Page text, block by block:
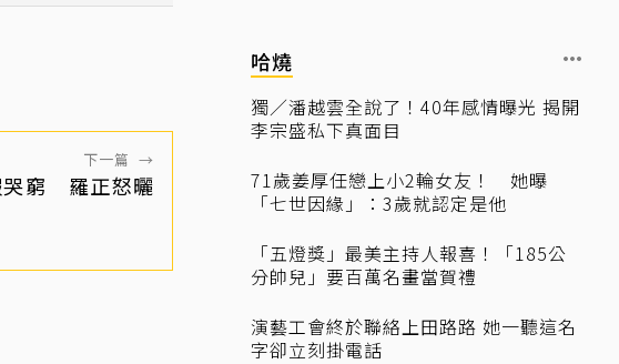
下一篇 →
哭窮 羅正怒曬
哈燒
獨／潘越雲全說了！40年感情曝光 揭開
李宗盛私下真面目
71歲姜厚任戀上小2輪女友！ 她曝
「七世因緣」：3歲就認定是他
「五燈獎」最美主持人報喜！「185公
分帥兒」要百萬名畫當賀禮
演藝工會終於聯絡上田路路 她一聽這名
字卻立刻掛電話